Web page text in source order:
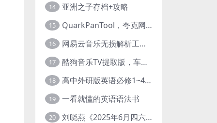
14 亚洲之子存档+攻略
15 QuarkPanTool，夸克网盘链接批量转存、分享和下载工具
16 网易云音乐无损解析工具，超清母带音质免费下载
17 酷狗音乐TV提取版，车机+安卓+TV三端会员互通
18 高中外研版英语必修1~4+考试技巧78讲全套视频
19 一看就懂的英语语法书
20 刘晓燕《2025年6月四六级考试急救班 (原保命班) 》(四级完结+六级写译、阅读)